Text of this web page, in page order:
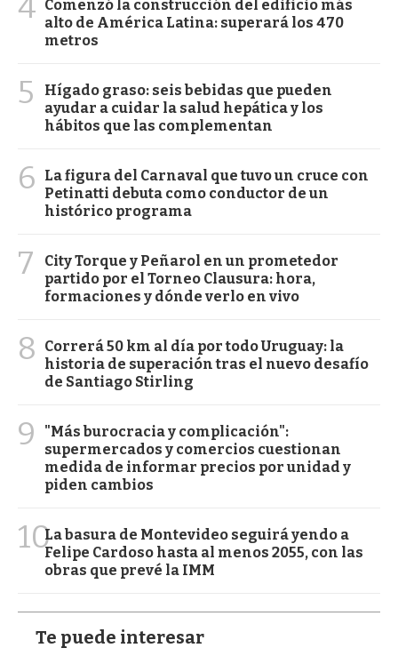
Comenzó la construcción del edificio más
alto de América Latina: superará los 470
metros
5
Hígado graso: seis bebidas que pueden
ayudar a cuidar la salud hepática y los
hábitos que las complementan
6
La figura del Carnaval que tuvo un cruce con
Petinatti debuta como conductor de un
histórico programa
7
City Torque y Peñarol en un prometedor
partido por el Torneo Clausura: hora,
formaciones y dónde verlo en vivo
8
Correrá 50 km al día por todo Uruguay: la
historia de superación tras el nuevo desafío
de Santiago Stirling
9
"Más burocracia y complicación":
supermercados y comercios cuestionan
medida de informar precios por unidad y
piden cambios
10La basura de Montevideo seguirá yendo a
Felipe Cardoso hasta al menos 2055, con las
obras que prevé la IMM
Te puede interesar